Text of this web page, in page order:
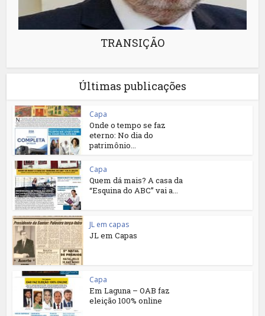
TRANSIÇÃO
Últimas publicações
Capa
Onde o tempo se faz
eterno: No dia do
patrimônio...
Capa
Quem dá mais? A casa da
“Esquina do ABC” vai a...
JL em capas
JL em Capas
Capa
Em Laguna – OAB faz
eleição 100% online